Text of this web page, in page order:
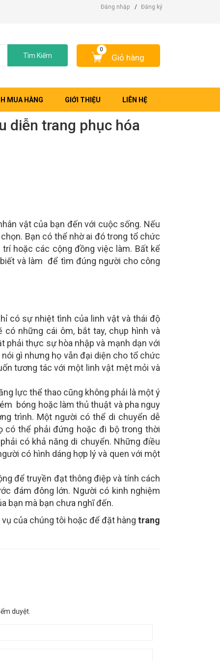
Đăng nhập / Đăng ký
Tìm Kiếm Giỏ hàng
0
MUA HÀNG GIỚI THIỆU LIÊN HỆ
diễn trang phục hóa
vật của bạn đến với cuộc sống. Nếu
Bạn có thể nhờ ai đó trong tổ chức
hoặc các cộng đồng việc làm. Bất kể
và làm để tìm đúng người cho công
có sự nhiệt tình của linh vật và thái độ
những cái ôm, bắt tay, chụp hình và
phải thực sự hòa nhập và mạnh dạn với
gì nhưng họ vẫn đại diện cho tổ chức
tương tác với một linh vật mệt mỏi và
lực thể thao cũng không phải là một ý
bóng hoặc làm thủ thuật và pha nguy
trình. Một người có thể di chuyển dễ
có thể phải đứng hoặc đi bộ trong thời
có khả năng di chuyển. Những điều
có hình dáng hợp lý và quen với một
để truyền đạt thông điệp và tính cách
đám đông lớn. Người có kinh nghiệm
bạn mà bạn chưa nghĩ đến.
của chúng tôi hoặc để đặt hàng trang
duyệt.